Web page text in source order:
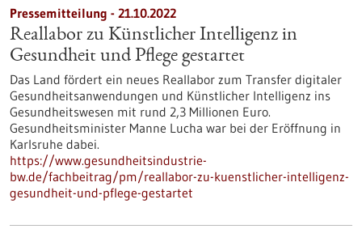
Pressemitteilung - 21.10.2022
Reallabor zu Künstlicher Intelligenz in
Gesundheit und Pflege gestartet
Das Land fördert ein neues Reallabor zum Transfer digitaler
Gesundheitsanwendungen und Künstlicher Intelligenz ins
Gesundheitswesen mit rund 2,3 Millionen Euro.
Gesundheitsminister Manne Lucha war bei der Eröffnung in
Karlsruhe dabei.
https://www.gesundheitsindustrie-
bw.de/fachbeitrag/pm/reallabor-zu-kuenstlicher-intelligenz-
gesundheit-und-pflege-gestartet